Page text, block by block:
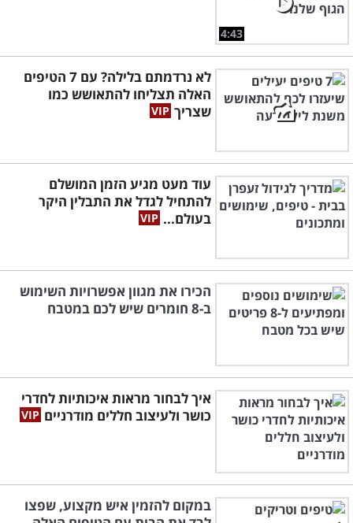
4:43
לא נרדמתם בלילה? עם 7 הטיפים
האלה תצליחו להתאושש כמו
שצריך
עוד מעט מגיע הזמן המושלם
להתחיל לגדל את התבלין היקר
בעולם...
הכירו את מגוון אפשרויות השימוש
ב-8 חומרים שיש לכם במטבח
איך לבחור מראות איכותיות לחדרי
כושר ולעיצוב חללים מודרניים
במקום להזמין איש מקצוע, שפצו